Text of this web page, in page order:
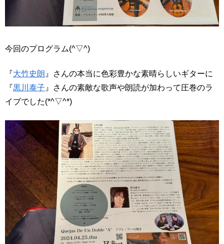
今回のプログラム(^▽^)
『 大竹史朗 』さんの本当に色彩豊かな素晴らしいギターに
『 黒川泰子』さんの素敵な歌声や朗読が加わって圧巻のラ
イブでした(*^▽^*)